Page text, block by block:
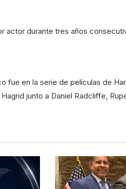
actor durante tres años
fue en la serie de películas de
junto a Daniel Radcliffe,